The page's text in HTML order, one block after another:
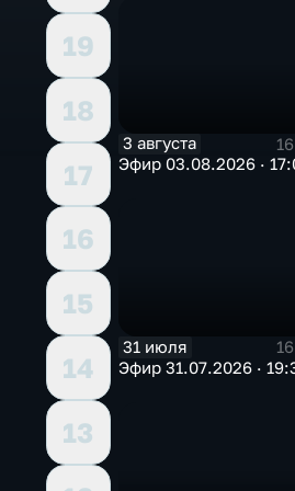
19
18
17
16
15
14
13
3 августа
Эфир 03.08.2026 ·
31 июля
Эфир 31.07.2026 ·